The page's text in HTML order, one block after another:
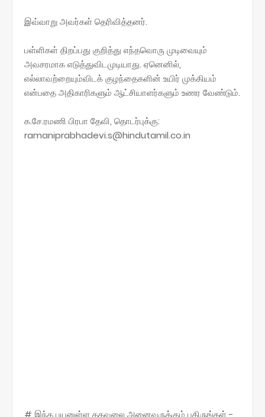
இவ்வாறு அவர்கள் தெரிவித்தனர்.
பள்ளிகள் திறப்பது குறித்து எந்தவொரு முடிவையும்
அவசரமாக எடுத்துவிடமுடியாது. ஏனெனில்,
எல்லாவற்றையும்விடக் குழந்தைகளின் உயிர் முக்கியம்
என்பதை அதிகாரிகளும் ஆட்சியாளர்களும் உணர வேண்டும்.
க.சே.ரமணி பிரபா தேவி, தொடர்புக்கு:
ramaniprabhadevi.s@hindutamil.co.in
# இந்த பயனுள்ள தகவலை அனைவருக்கும் பகிருங்கள் -